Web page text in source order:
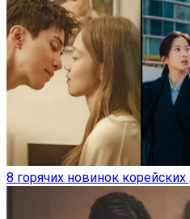
8 горячих новинок